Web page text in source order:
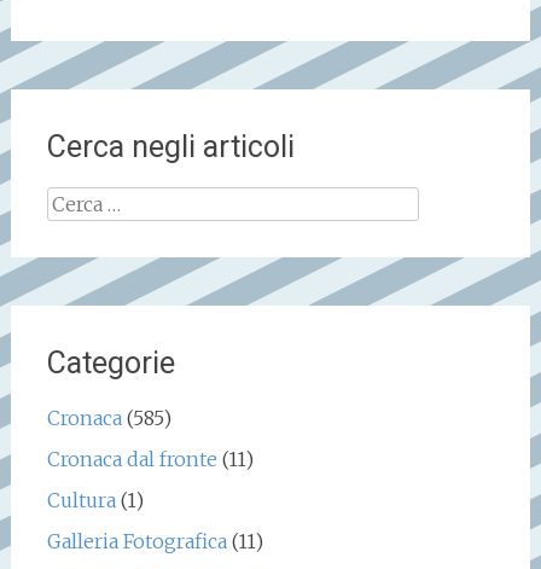
Cerca negli articoli
Ricerca
Categorie
Cronaca(585)
Cronaca dal fronte (11)
Cultura(1)
Galleria Fotografica(11)